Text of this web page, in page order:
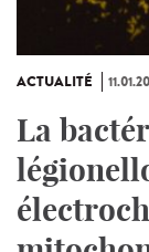
ACTUALITÉ
La